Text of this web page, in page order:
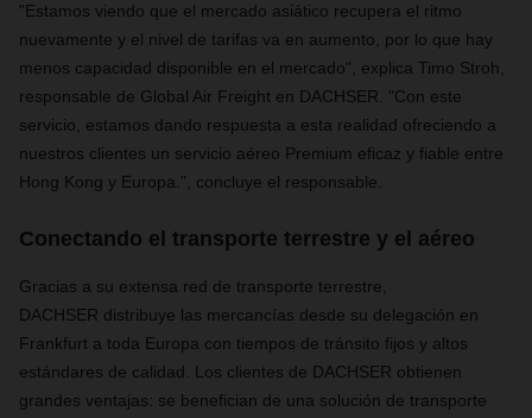
"Estamos viendo que el mercado asiático recupera el ritmo
nuevamente y el nivel de tarifas va en aumento, por lo que hay
menos capacidad disponible en el mercado",
explica Timo Stroh,
responsable de Global Air Freight en DACHSER . "Con este
servicio, estamos dando respuesta a esta realidad ofreciendo a
nuestros clientes un servicio aéreo Premium eficaz y fiable entre
Hong Kong y Europa.", concluye el responsable.
Conectando el transporte terrestre y el aéreo
Gracias a su extensa red de transporte terrestre,
DACHSER distribuye las mercancías desde su delegación en
Frankfurt a toda Europa con tiempos de tránsito fijos y altos
estándares de calidad. Los clientes de DACHSER obtienen
grandes ventajas: se benefician de una solución de transporte